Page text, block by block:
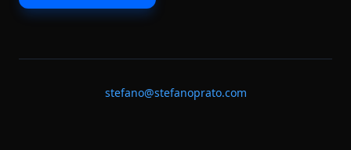
stefano@stefanoprato.com